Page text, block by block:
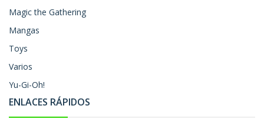
Magic the Gathering
Mangas
Toys
Varios
Yu-Gi-Oh!
ENLACES RÁPIDOS